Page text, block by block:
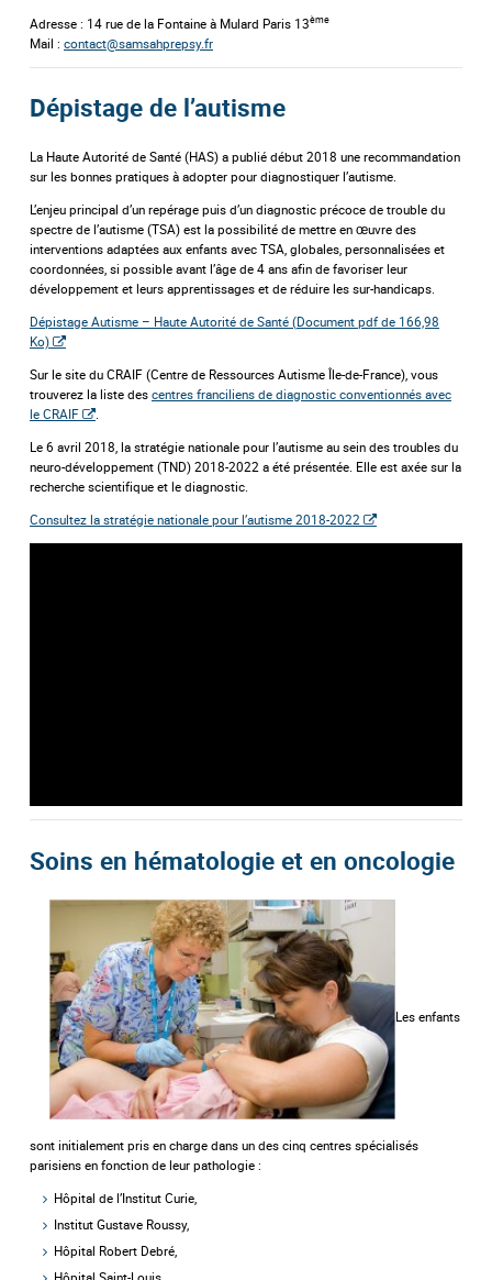
Adresse : 14 rue de la Fontaine à Mulard Paris 13ème
Mail : contact@samsahprepsy.fr
Dépistage de l’autisme
La Haute Autorité de Santé (HAS) a publié début 2018 une recommandation
sur les bonnes pratiques à adopter pour diagnostiquer l’autisme.
L’enjeu principal d’un repérage puis d’un diagnostic précoce de trouble du
spectre de l’autisme (TSA) est la possibilité de mettre en œuvre des
interventions adaptées aux enfants avec TSA, globales, personnalisées et
coordonnées, si possible avant l’âge de 4 ans afin de favoriser leur
développement et leurs apprentissages et de réduire les sur-handicaps.
Dépistage Autisme – Haute Autorité de Santé (Document pdf de 166,98
Ko)
Sur le site du CRAIF (Centre de Ressources Autisme Île-de-France), vous
trouverez la liste des centres franciliens de diagnostic conventionnés avec
le CRAIF
Le 6 avril 2018, la stratégie nationale pour l’autisme au sein des troubles du
neuro-développement (TND) 2018-2022 a été présentée. Elle est axée sur la
recherche scientifique et le diagnostic.
Consultez la stratégie nationale pour l’autisme 2018-2022
Soins en hématologie et en oncologie
Les enfants
sont initialement pris en charge dans un des cinq centres spécialisés
parisiens en fonction de leur pathologie :
Hôpital de l’Institut Curie,
Institut Gustave Roussy,
Hôpital Robert Debré,